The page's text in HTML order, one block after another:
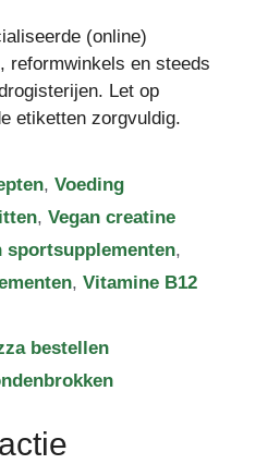
(online)
reformwinkels en steeds
Let op
etiketten zorgvuldig.
,Voeding
,Vegan creatine
sportsupplementen,
, Vitamine B12
bestellen